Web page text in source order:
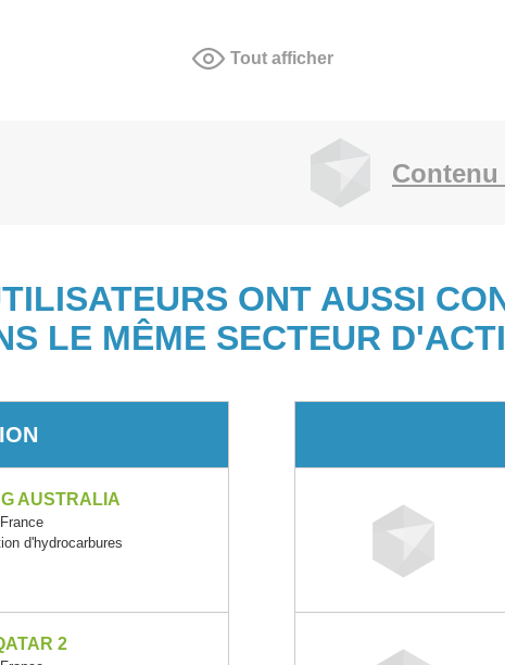
Tout afficher
ONT AUSSI
LE MÊME SECTEUR
AUSTRALIA
d'hydrocarbures
2